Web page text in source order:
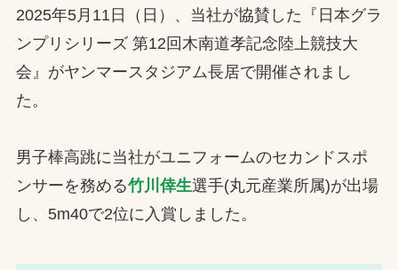
検索
お問合せ
ソーシャルメディアポリシー
InstagramFacebookYouTube
2025年5月11日（日）、当社が協賛した『日本グラ
ンプリシリーズ 第12回木南道孝記念陸上競技大
会』がヤンマースタジアム長居で開催されまし
た。
男子棒高跳に当社がユニフォームのセカンドスポ
ンサーを務める竹川倖生選手(丸元産業所属)が出場
し、5m40で2位に入賞しました。